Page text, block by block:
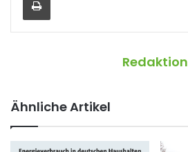
Redaktion
Ähnliche Artikel